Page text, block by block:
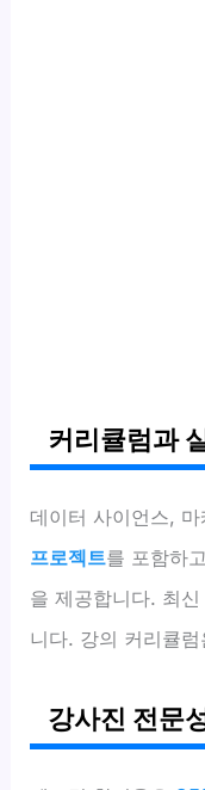
커리큘럼과
데이터 사이언스,
프로젝트를 포함하
을 제공합니다. 최
니다. 강의 커리큘
강사진 전문